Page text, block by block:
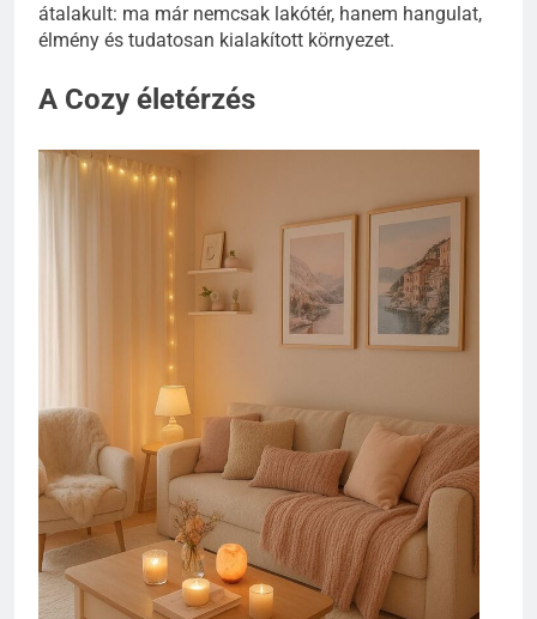
átalakult: ma már nemcsak lakótér, hanem hangulat,
élmény és tudatosan kialakított környezet.
A Cozy életérzés